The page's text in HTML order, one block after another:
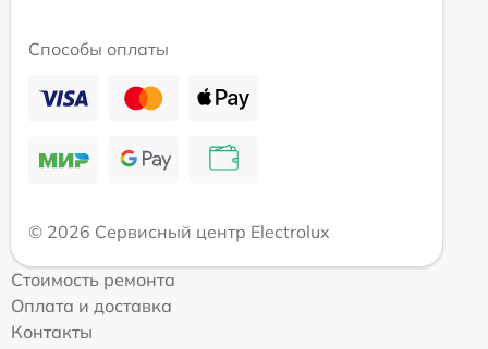
Способы оплаты
© 2026 Сервисный центр Electrolux
Стоимость ремонта
Оплата и доставка
Контакты